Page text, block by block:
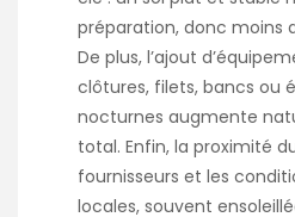
préparation, donc moins
De plus, l’ajout
clôtures, filets, bancs ou
nocturnes augmente
total. Enfin, la proximité
fournisseurs et les
locales, souvent